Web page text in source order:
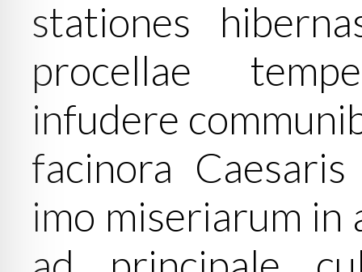
stationes
procellae
infudere
facinora
imo miseriarum